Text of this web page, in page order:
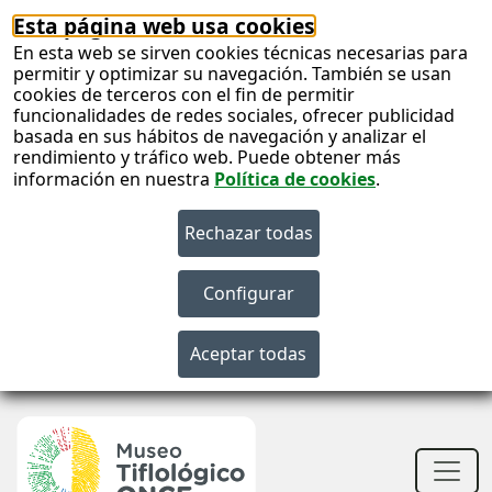
Esta página web usa cookies
En esta web se sirven cookies técnicas necesarias para
permitir y optimizar su navegación. También se usan
cookies de terceros con el fin de permitir
funcionalidades de redes sociales, ofrecer publicidad
basada en sus hábitos de navegación y analizar el
rendimiento y tráfico web. Puede obtener más
información en nuestra Política de cookies.